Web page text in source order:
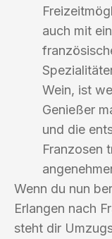
auch mit
Wein, ist
Genießer
und die
Franzosen
Wenn du nun
Erlangen nach
steht dir